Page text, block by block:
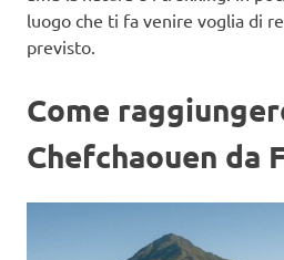
luogo che ti fa venire voglia di
previsto.
Come
Chefchaouen da